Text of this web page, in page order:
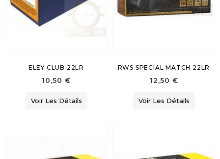
ELEY CLUB 22LR
10,50 €
Voir Les Détails
RWS SPECIAL MATCH 22LR
12,50 €
Voir Les Détails